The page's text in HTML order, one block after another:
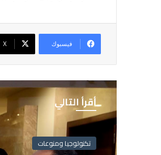
فيسبوك X
أقرأ التالي
تكنولوجيا ومنوعات